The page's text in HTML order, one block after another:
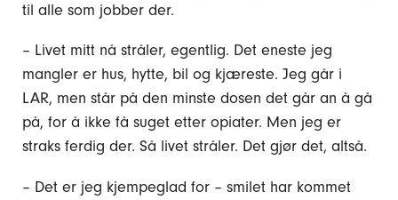
til alle som jobber der.
– Livet mitt nå stråler, egentlig. Det eneste jeg
mangler er hus, hytte, bil og kjæreste. Jeg går i
LAR, men står på den minste dosen det går an å gå
på, for å ikke få suget etter opiater. Men jeg er
straks ferdig der. Så livet stråler. Det gjør det, altså.
– Det er jeg kjempeglad for – smilet har kommet